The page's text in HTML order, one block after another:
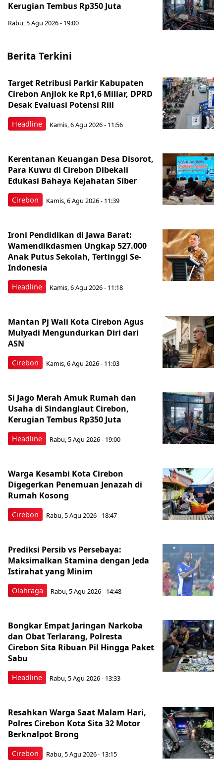
Kerugian Tembus Rp350 Juta
Rabu, 5 Agu 2026 - 19:00
Berita Terkini
Headline
Target Retribusi Parkir Kabupaten
Cirebon Anjlok ke Rp1,6 Miliar, DPRD
Desak Evaluasi Potensi Riil
Kamis, 6 Agu 2026 - 11:56
Cirebon
Kerentanan Keuangan Desa Disorot,
Para Kuwu di Cirebon Dibekali
Edukasi Bahaya Kejahatan Siber
Kamis, 6 Agu 2026 - 11:39
Headline
Ironi Pendidikan di Jawa Barat:
Wamendikdasmen Ungkap 527.000
Anak Putus Sekolah, Tertinggi Se-
Indonesia
Kamis, 6 Agu 2026 - 11:18
Cirebon
Mantan Pj Wali Kota Cirebon Agus
Mulyadi Mengundurkan Diri dari
ASN
Kamis, 6 Agu 2026 - 11:03
Headline
Si Jago Merah Amuk Rumah dan
Usaha di Sindanglaut Cirebon,
Kerugian Tembus Rp350 Juta
Rabu, 5 Agu 2026 - 19:00
Cirebon
Warga Kesambi Kota Cirebon
Digegerkan Penemuan Jenazah di
Rumah Kosong
Rabu, 5 Agu 2026 - 18:47
Olahraga
Prediksi Persib vs Persebaya:
Maksimalkan Stamina dengan Jeda
Istirahat yang Minim
Rabu, 5 Agu 2026 - 14:48
Headline
Bongkar Empat Jaringan Narkoba
dan Obat Terlarang, Polresta
Cirebon Sita Ribuan Pil Hingga Paket
Sabu
Rabu, 5 Agu 2026 - 13:33
Cirebon
Resahkan Warga Saat Malam Hari,
Polres Cirebon Kota Sita 32 Motor
Berknalpot Brong
Rabu, 5 Agu 2026 - 13:15